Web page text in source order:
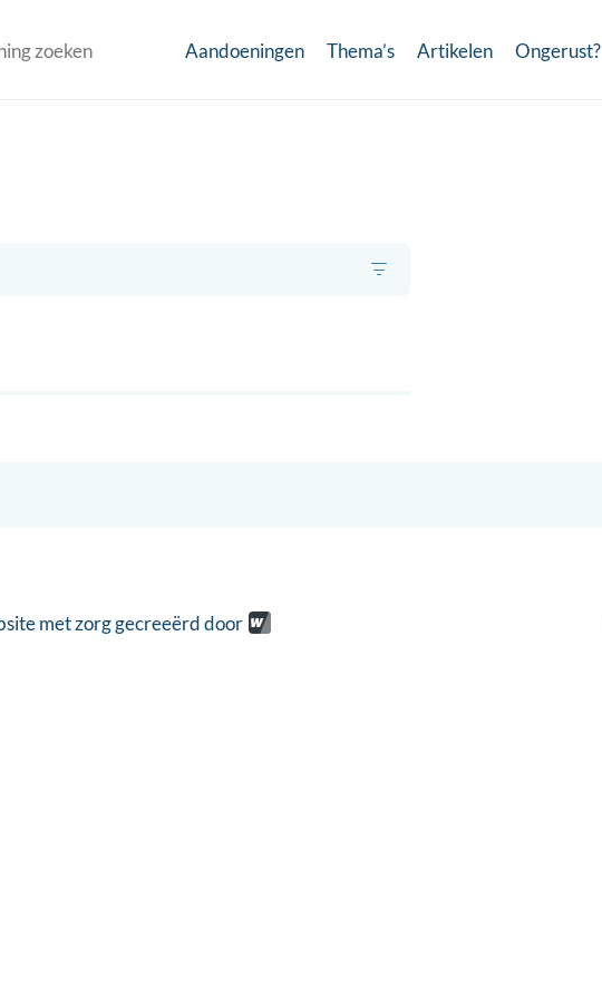
Aandoeningen Thema’s Artikelen Ongerust?
met zorg gecreeërd door